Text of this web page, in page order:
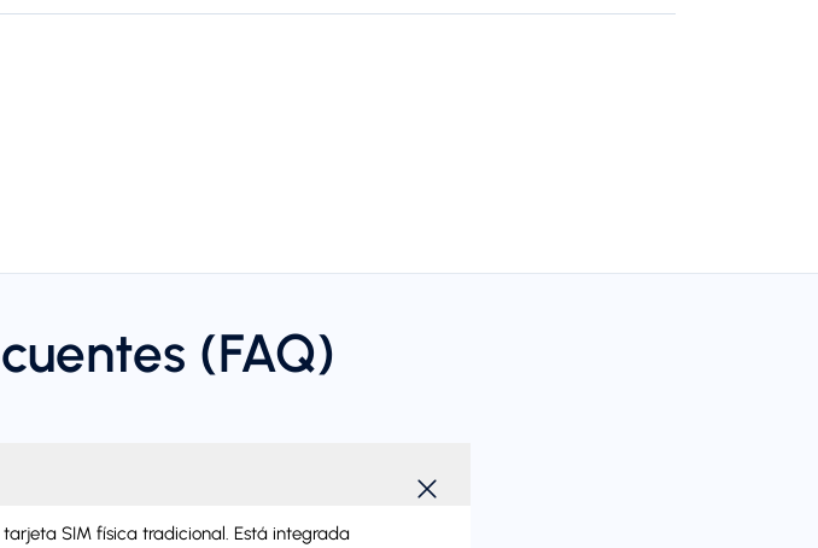
(FAQ)
SIM física tradicional. Está integrada